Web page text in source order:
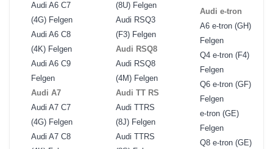
Audi A6 C7
(4G) Felgen
Audi A6 C8
(4K) Felgen
Audi A6 C9
Felgen
Audi A7
Audi A7 C7
(4G) Felgen
Audi A7 C8
(8U) Felgen
Audi RSQ3
(F3) Felgen
Audi RSQ8
Audi RSQ8
(4M) Felgen
Audi TT RS
Audi TTRS
(8J) Felgen
Audi TTRS
Audi e-tron
A6 e-tron (GH)
Felgen
Q4 e-tron (F4)
Felgen
Q6 e-tron (GF)
Felgen
e-tron (GE)
Felgen
Q8 e-tron (GE)